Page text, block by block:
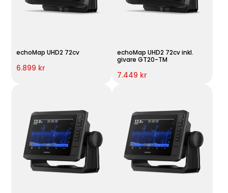
echoMap UHD2 72cv
6.899 kr
echoMap UHD2 72cv inkl.
givare GT20-TM
7.449 kr